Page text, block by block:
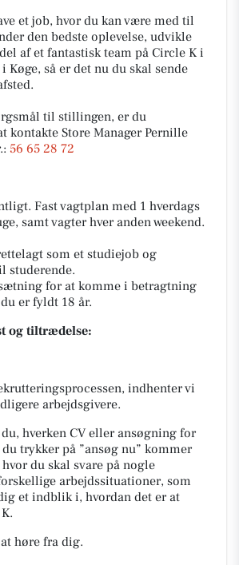
et job, hvor du kan være med til
den bedste oplevelse, udvikle
af et fantastisk team på Circle K i
Køge, så er det nu du skal sende
til stillingen, er du
kontakte Store Manager Pernille
56 65 28 72
Fast vagtplan med 1 hverdags
samt vagter hver anden weekend.
som et studiejob og
studerende.
for at komme i betragtning
er fyldt 18 år.
og tiltrædelse:
indhenter vi
arbejdsgivere.
hverken CV eller ansøgning for
trykker på ”ansøg nu” kommer
du skal svare på nogle
arbejdssituationer, som
et indblik i, hvordan det er at
høre fra dig.